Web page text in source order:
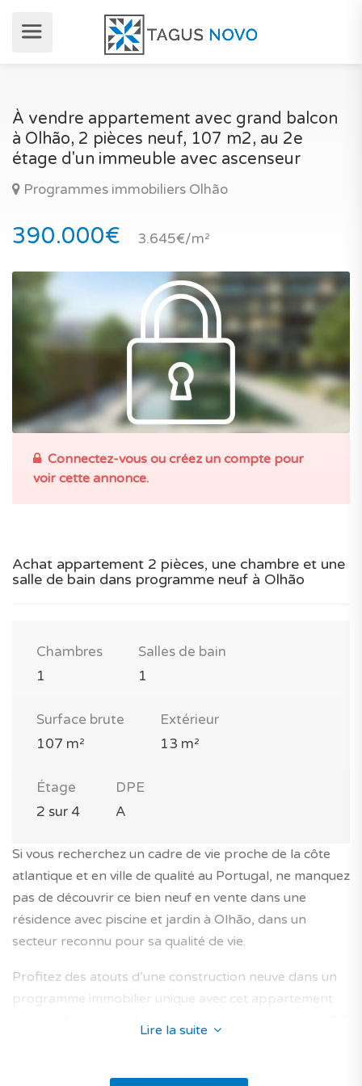
À vendre appartement avec grand balcon
à Olhão, 2 pièces neuf, 107 m2, au 2e
étage d'un immeuble avec ascenseur
Programmes immobiliers Olhão
390.000€ 3.645€/m²
Connectez-vous ou créez un compte pour
voir cette annonce.
Achat appartement 2 pièces, une chambre et une
salle de bain dans programme neuf à Olhão
Chambres
1
Salles de bain
1
Surface brute
107 m²
Extérieur
13 m²
Étage
2 sur 4
DPE
A
Si vous recherchez un cadre de vie proche de la côte
atlantique et en ville de qualité au Portugal, ne manquez
pas de découvrir ce bien neuf en vente dans une
résidence avec piscine et jardin à Olhão, dans un
secteur reconnu pour sa qualité de vie.
Profitez des atouts d’une construction neuve dans un
programme immobilier unique avec cet appartement
Il se trouve au 2e étage d’un immeuble avec ascenseur
Lire la suite